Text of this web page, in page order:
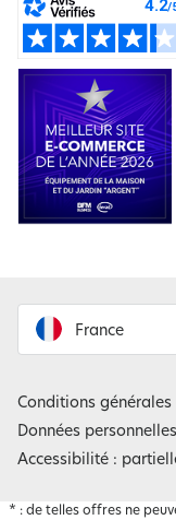
France
Belgique
Conditions générales
Données personnelles
Accessibilité :
* : de telles offres ne